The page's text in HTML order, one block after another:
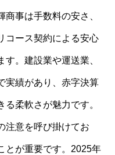
事は手数料の安さ、
コース契約による安心
。建設業や運送業、
実績があり、赤字決算
柔軟さが魅力です。
注意を呼び掛けてお
とが重要です。2025年